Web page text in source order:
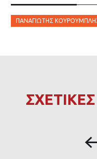
ΠΑΝΑΓΙΏΤΗΣ